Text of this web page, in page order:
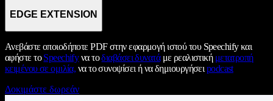
EDGE EXTENSION
Ανεβάστε οποιοδήποτε PDF στην εφαρμογή ιστού του Speechify και
αφήστε τοSpeechifyνα τοδιαβάσει δυνατάμε ρεαλιστική μετατροπή
κειμένου σε ομιλία, να το συνοψίσει ή να δημιουργήσει podcast
Δοκιμάστε δωρεάν